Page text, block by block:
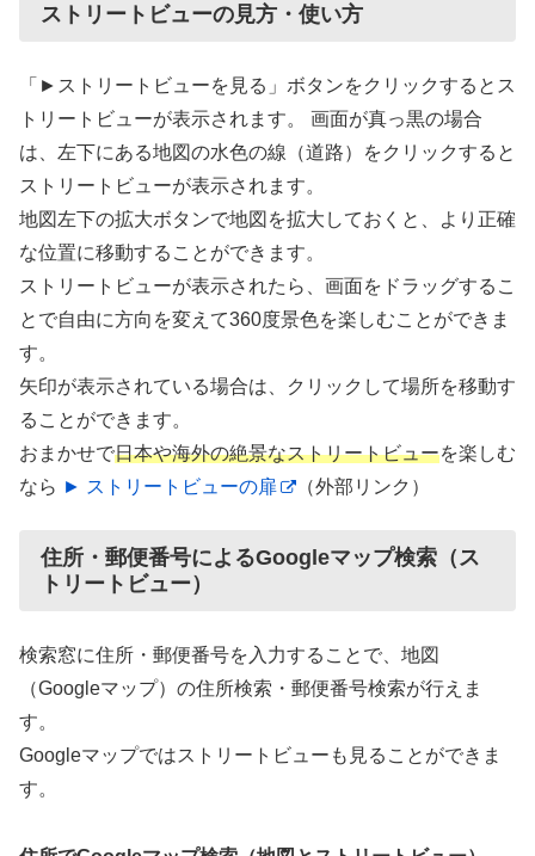
ストリートビューの見方・使い方
「►ストリートビューを見る」ボタンをクリックするとス
トリートビューが表示されます。 画面が真っ黒の場合
は、左下にある地図の水色の線（道路）をクリックすると
ストリートビューが表示されます。
地図左下の拡大ボタンで地図を拡大しておくと、より正確
な位置に移動することができます。
ストリートビューが表示されたら、画面をドラッグするこ
とで自由に方向を変えて360度景色を楽しむことができま
す。
矢印が表示されている場合は、クリックして場所を移動す
ることができます。
おまかせで日本や海外の絶景なストリートビューを楽しむ
なら ► ストリートビューの扉 （外部リンク）
住所・郵便番号によるGoogleマップ検索（ス
トリートビュー）
検索窓に住所・郵便番号を入力することで、地図
（Googleマップ）の住所検索・郵便番号検索が行えま
す。
Googleマップではストリートビューも見ることができま
す。